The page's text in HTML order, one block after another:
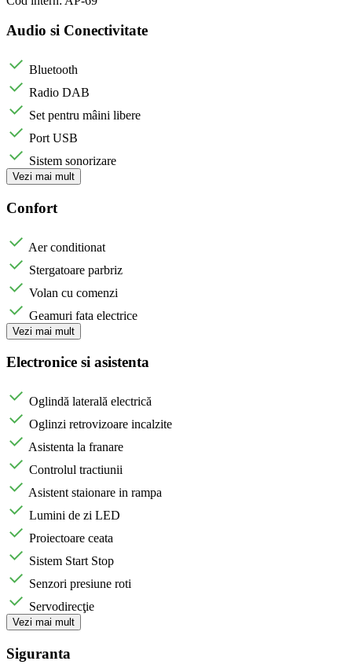
Audio si Conectivitate
Bluetooth
Radio DAB
Set pentru mâini libere
Port USB
Sistem sonorizare
Vezi mai mult
Confort
Aer conditionat
Stergatoare parbriz
Volan cu comenzi
Geamuri fata electrice
Vezi mai mult
Electronice si asistenta
Oglindă laterală electrică
Oglinzi retrovizoare incalzite
Asistenta la franare
Controlul tractiunii
Asistent staionare in rampa
Lumini de zi LED
Proiectoare ceata
Sistem Start Stop
Senzori presiune roti
Servodirecţie
Vezi mai mult
Siguranta